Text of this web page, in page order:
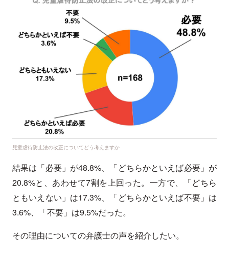
児童虐待防止法の改正についてどう考えますか
結果は「必要」が48.8%、「どちらかといえば必要」が
20.8%と、あわせて7割を上回った。一方で、「どちら
ともいえない」は17.3%、「どちらかといえば不要」は
3.6%、「不要」は9.5%だった。
その理由についての弁護士の声を紹介したい。